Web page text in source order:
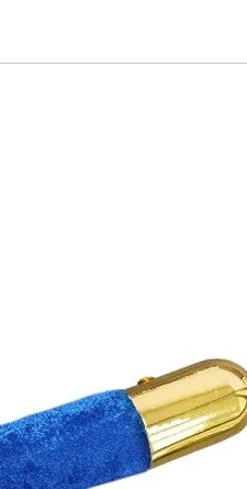
de mobilier en Suisse, Location de mobilier Lausanne,
Location de mobilier à Bern, Location de mobilier à Bale,
Saint-Gall, Location de mobilier Schaffhouse, Location de
Location de mobilier Frauenfeld, Location de mobilier
Table Haute, Table Mange débout, Housse Mange
exposition, conférence, évènement, séparation, cloison,
Photophore, coussin, couteau de table, fourchette de table,
in Lausanne Bern Friborg Zürich, rental of furniture and
Rental of furniture in Valais, Rental of furniture in Lausanne,
Gstaad, Rental of furniture in Verbier, Rental of furniture in
Furniture rental Appenzell Innerrhoden, Appenzell
Rental of furniture in Obwalden, Rental of furniture in